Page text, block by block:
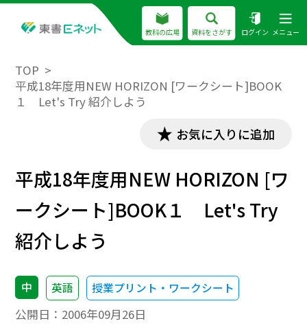
教科の広場 資料をさがす ログイン メニュー
TOP
平成18年度用NEW HORIZON [ワークシート]BOOK
１ Let's Try 紹介しよう
お気に入りに追加
平成18年度用NEW HORIZON [ワ
ークシート]BOOK１ Let's Try
紹介しよう
中 英語 授業プリント・ワークシート
公開日： 2006年09月26日